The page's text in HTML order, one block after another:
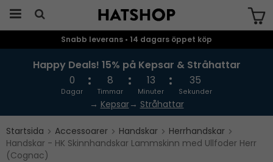
Snabb leverans • 14 dagars öppet köp
Happy Deals! 15% på Kepsar & Stråhattar
0
Dagar
8
Timmar
13
Minuter
34
Sekunder
→ Kepsar→ Stråhattar
Startsida Accessoarer Handskar
Herrhandskar
Handskar - HK Skinnhandskar Lammskinn med Ullfoder Herr
(Cognac)